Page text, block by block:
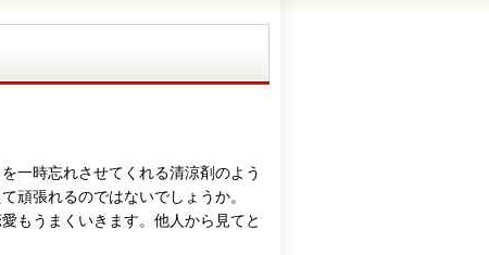
一時忘れさせてくれる清涼剤のよう
頑張れるのではないでしょうか。
もうまくいきます。他人から見てと